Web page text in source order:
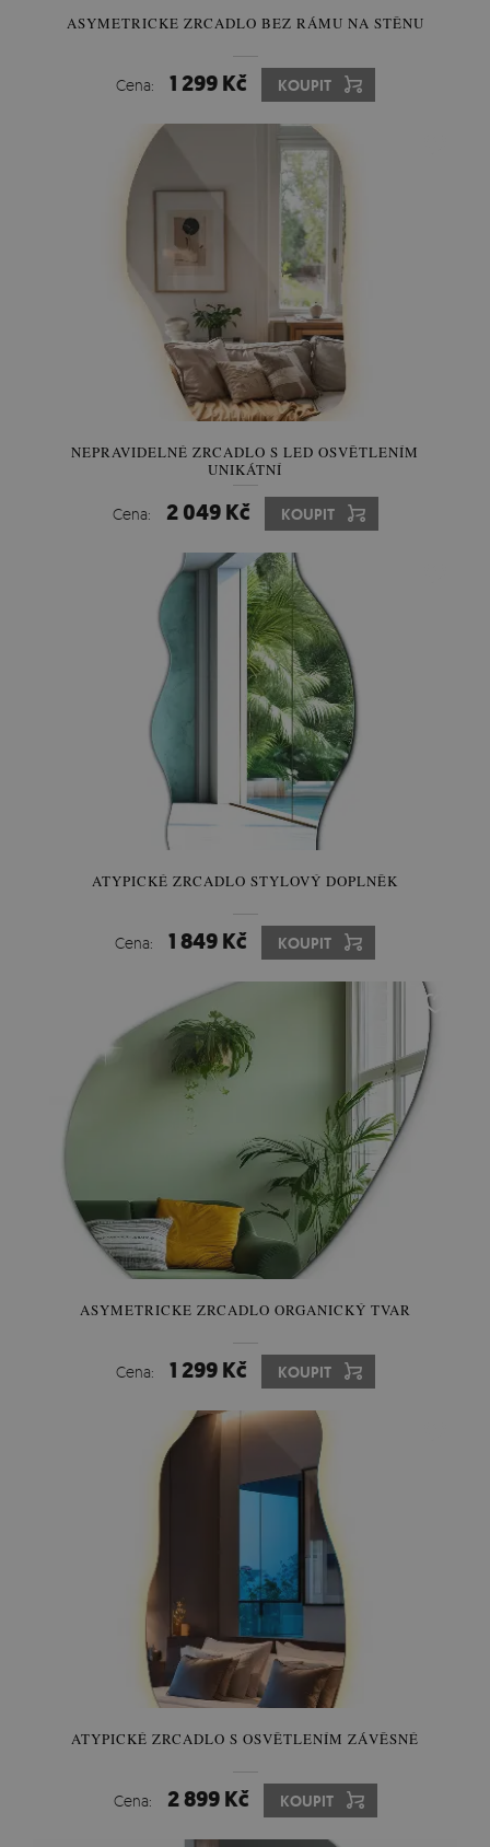
ASYMETRICKE ZRCADLO BEZ RÁMU NA STĚNU
Cena: 1 299 Kč KOUPIT
NEPRAVIDELNÉ ZRCADLO S LED OSVĚTLENÍM
UNIKÁTNÍ
Cena: 2 049 Kč KOUPIT
ATYPICKÉ ZRCADLO STYLOVÝ DOPLNĚK
Cena: 1 849 Kč KOUPIT
ASYMETRICKE ZRCADLO ORGANICKÝ TVAR
Cena: 1 299 Kč KOUPIT
ATYPICKÉ ZRCADLO S OSVĚTLENÍM ZÁVĚSNÉ
Cena: 2 899 Kč KOUPIT